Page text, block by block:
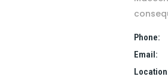
Phone:
Email: